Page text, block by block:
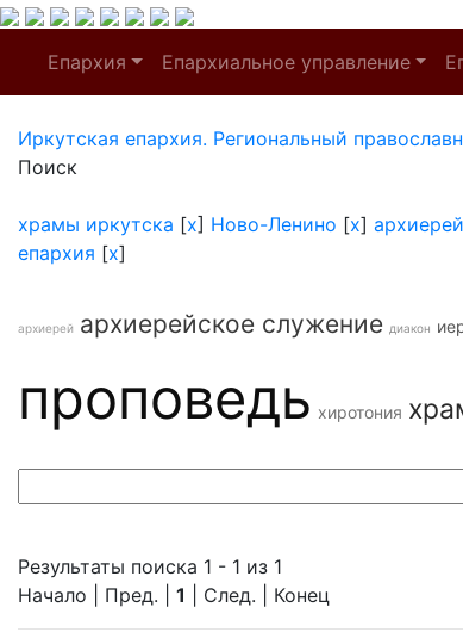
Епархия Епархиальное управление
Иркутская епархия. Региональный
Поиск
храмы иркутска [x] Ново-Ленино [x]
епархия [x]
архиерей архиерейское служение диакон
проповедь хиротония
Результаты поиска 1 - 1 из 1
Начало | Пред. | 1 | След. | Конец